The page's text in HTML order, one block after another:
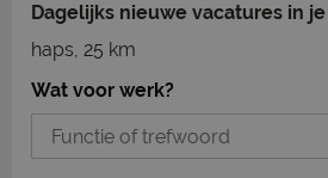
Dagelijks nieuwe vacatures in
haps, 25 km
Wat voor werk?